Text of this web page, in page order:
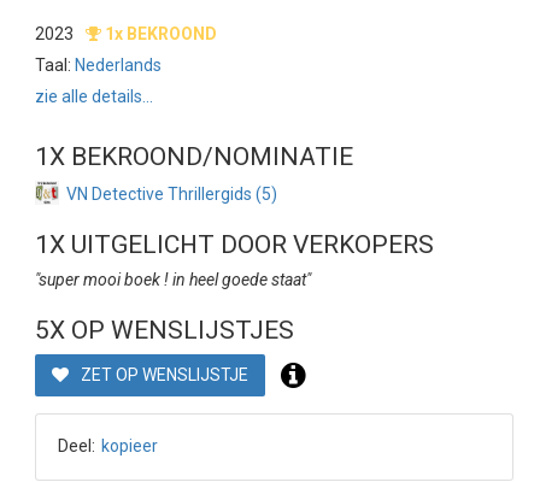
2023
1x BEKROOND
Taal: Nederlands
zie alle details...
1X BEKROOND/NOMINATIE
VN Detective Thrillergids (5)
1X UITGELICHT DOOR VERKOPERS
"super mooi boek ! in heel goede staat"
5X OP WENSLIJSTJES
ZET OP WENSLIJSTJE
Deel: kopieer